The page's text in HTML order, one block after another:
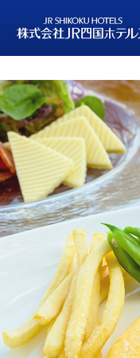
株式会社ＪＲ四国ホテル